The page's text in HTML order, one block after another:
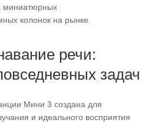
миниатюрных
колонок на рынке.
речи:
задач
Мини 3 создана для
и идеального восприятия